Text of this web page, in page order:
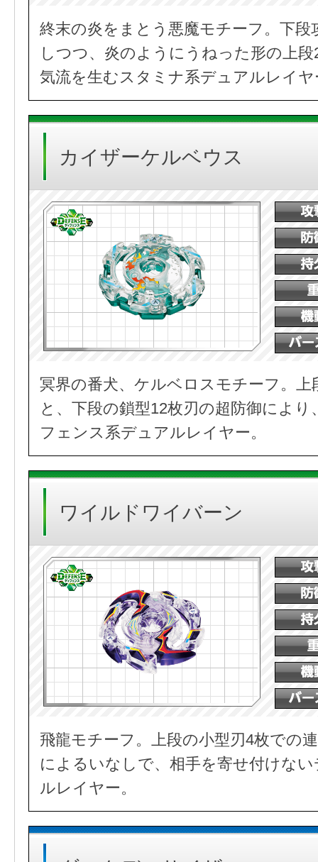
終末の炎をまとう悪魔モチーフ。下
しつつ、炎のようにうねった形の上
気流を生むスタミナ系デュアルレイヤ
カイザーケルベウス
冥界の番犬、ケルベロスモチーフ。上
と、下段の鎖型12枚刃の超防御によ
フェンス系デュアルレイヤー。
ワイルドワイバーン
飛龍モチーフ。上段の小型刃4枚での
によるいなしで、相手を寄せ付けな
ルレイヤー。